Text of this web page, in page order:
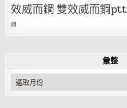
效威而鋼 雙效威而鋼ptt
網
彙整
彙
整